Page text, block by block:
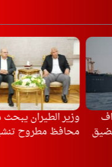
وزير الطيران يبحث مع
محافظ مطروح تنشيط